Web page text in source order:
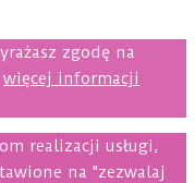
zgodę na
więcej informacji
realizacji usługi,
na "zezwalaj